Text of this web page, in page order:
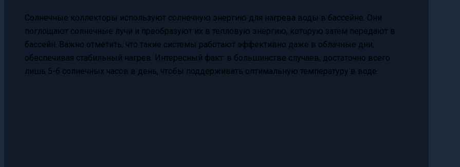
Солнечные коллекторы используют солнечную энергию для нагрева воды в бассейне. Они
поглощают солнечные лучи и преобразуют их в тепловую энергию, которую затем передают в
бассейн. Важно отметить, что такие системы работают эффективно даже в облачные дни,
обеспечивая стабильный нагрев. Интересный факт: в большинстве случаев, достаточно всего
лишь 5-6 солнечных часов в день, чтобы поддерживать оптимальную температуру в воде.